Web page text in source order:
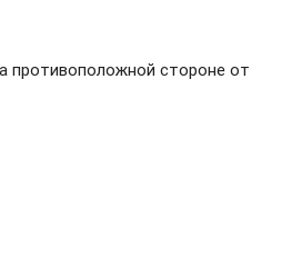
противоположной стороне от